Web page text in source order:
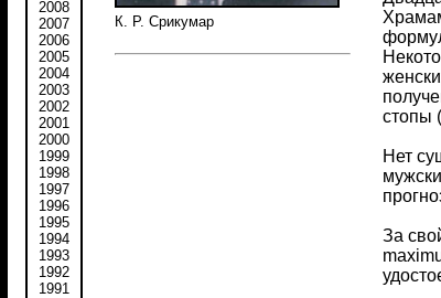
2008
2007
2006
2005
2004
2003
2002
2001
2000
1999
1998
1997
1996
1995
1994
1993
1992
1991
К. Р. Срикумар
стопы
Нет
За